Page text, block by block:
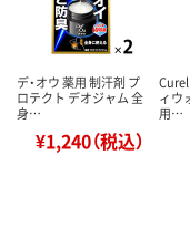
デ・オウ 薬用 制汗剤 プ
ロテクト デオジャム 全
身…
¥1,240（税込）
Curel
ィウ
用…